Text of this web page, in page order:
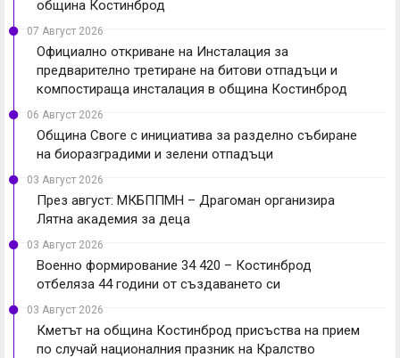
община Костинброд
07 Август 2026
Официално откриване на Инсталация за
предварително третиране на битови отпадъци и
компостираща инсталация в община Костинброд
06 Август 2026
Община Своге с инициатива за разделно събиране
на биоразградими и зелени отпадъци
03 Август 2026
През август: МКБППМН – Драгоман организира
Лятна академия за деца
03 Август 2026
Военно формирование 34 420 – Костинброд
отбеляза 44 години от създаването си
03 Август 2026
Кметът на община Костинброд присъства на прием
по случай националния празник на Кралство